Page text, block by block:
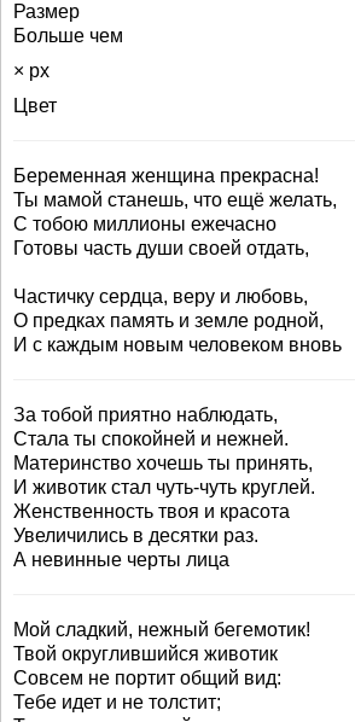
Размер
Больше чем
× px
Цвет
Беременная женщина прекрасна!
Ты мамой станешь, что ещё желать,
С тобою миллионы ежечасно
Готовы часть души своей отдать,
Частичку сердца, веру и любовь,
О предках память и земле родной,
И с каждым новым человеком вновь
За тобой приятно наблюдать,
Стала ты спокойней и нежней.
Материнство хочешь ты принять,
И животик стал чуть-чуть круглей.
Женственность твоя и красота
Увеличились в десятки раз.
А невинные черты лица
Мой сладкий, нежный бегемотик!
Твой округлившийся животик
Совсем не портит общий вид:
Тебе идет и не толстит;